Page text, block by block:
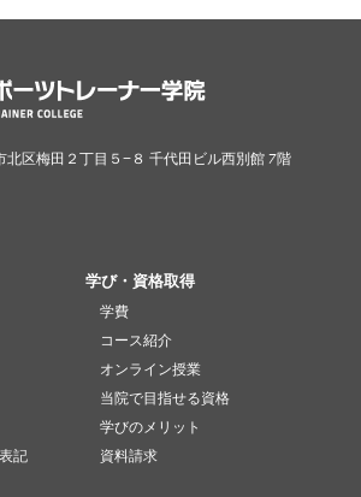
区梅田２丁目５−８ 千代田ビル西別館 7階
記
学び・資格取得
学費
コース紹介
オンライン授業
当院で目指せる資格
学びのメリット
資料請求